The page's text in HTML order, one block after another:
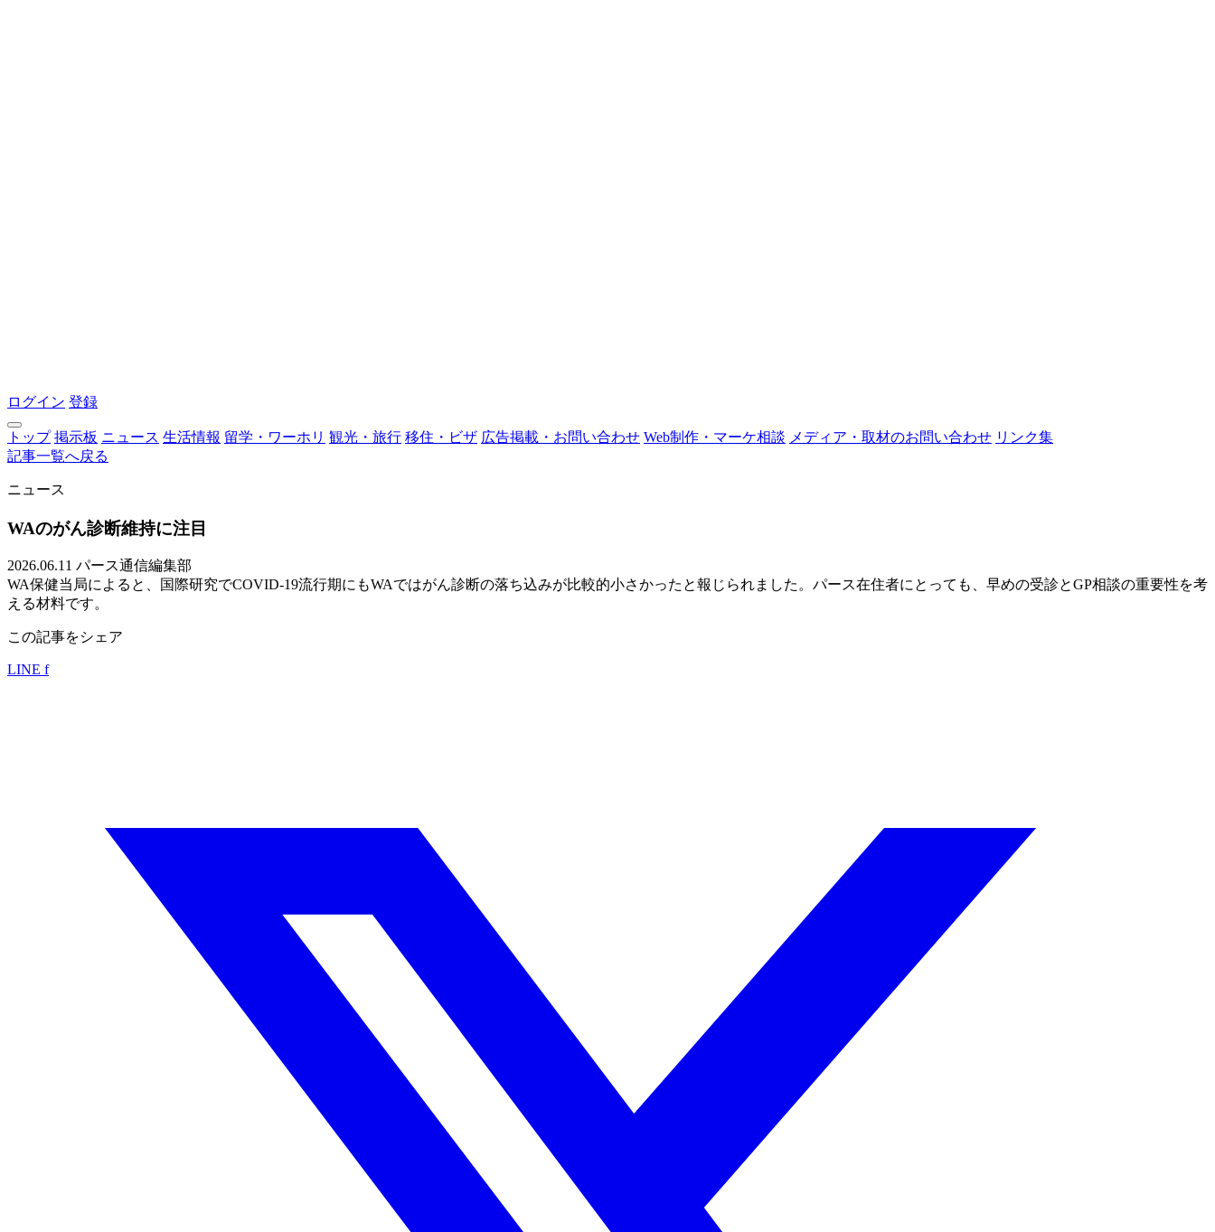
ログイン 登録
トップ 掲示板 ニュース 生活情報 留学・ワーホリ 観光・旅行 移住・ビザ 広告掲載・お問い合わせ Web制作・マーケ相談 メディア・取材のお問い合わせ リンク集
記事一覧へ戻る
ニュース
WAのがん診断維持に注目
2026.06.11 パース通信編集部
WA保健当局によると、国際研究でCOVID-19流行期にもWAではがん診断の落ち込みが比較的小さかったと報じられました。パース在住者にとっても、早めの受診とGP相談の重要性を考
える材料です。
この記事をシェア
LINE f